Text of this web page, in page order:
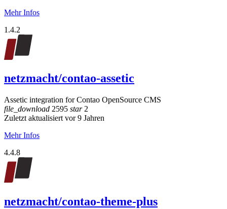
Mehr Infos
1.4.2
netzmacht/contao-assetic
Assetic integration for Contao OpenSource CMS
file_download 2595 star2
Zuletzt aktualisiert vor 9 Jahren
Mehr Infos
4.4.8
netzmacht/contao-theme-plus